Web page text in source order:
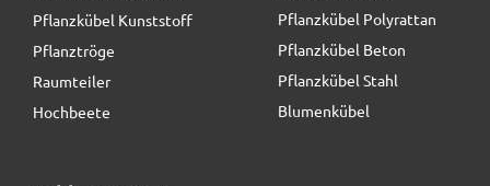
Pflanzkübel Kunststoff
Pflanztröge
Raumteiler
Hochbeete
Pflanzkübel Polyrattan
Pflanzkübel Beton
Pflanzkübel Stahl
Blumenkübel